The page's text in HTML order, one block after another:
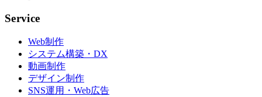
Service
Web制作
システム構築・DX
動画制作
デザイン制作
SNS運用・Web広告